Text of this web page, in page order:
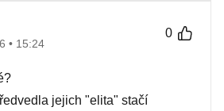
• 15:24
0
jejich "elita" stačí